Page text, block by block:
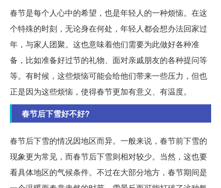
春节是每个人心中的希望，也是年轻人的一种烦恼。在这
个特殊的时刻，无论身在何处，年轻人都会想办法回家过
年，与家人团聚。这也意味着他们需要为此做好各种准
备，比如准备好过节的礼物、面对亲戚朋友的各种提问等
等。有时候，这些烦恼可能会给他们带来一些压力，但也
正是因为这些烦恼，使得春节更加有意义、有温度。
春节后下雪好不好?
春节后下雪的情况因地区而异。一般来说，春节前下雪的
现象更为常见，而春节后下雪则相对较少。当然，这也要
看具体地区的气候条件。不过在大部分地方，春节期间是